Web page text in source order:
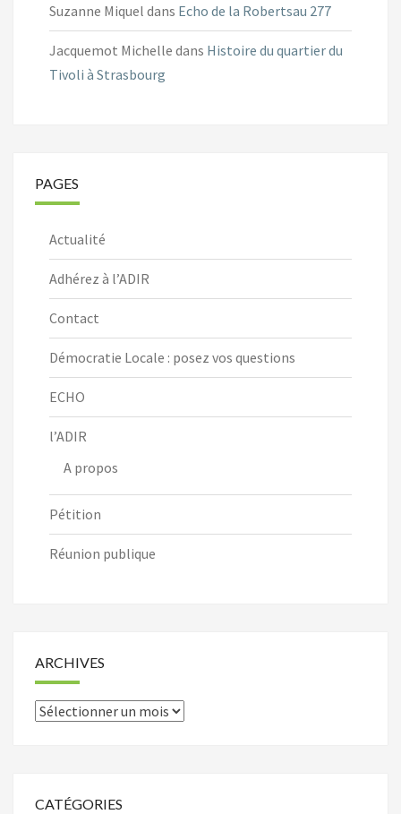
Suzanne Miquel dans Echo de la Robertsau 277
Jacquemot Michelle dans Histoire du quartier du
Tivoli à Strasbourg
PAGES
Actualité
Adhérez à l’ADIR
Contact
Démocratie Locale : posez vos questions
ECHO
l’ADIR
A propos
Pétition
Réunion publique
ARCHIVES
Archives
CATÉGORIES